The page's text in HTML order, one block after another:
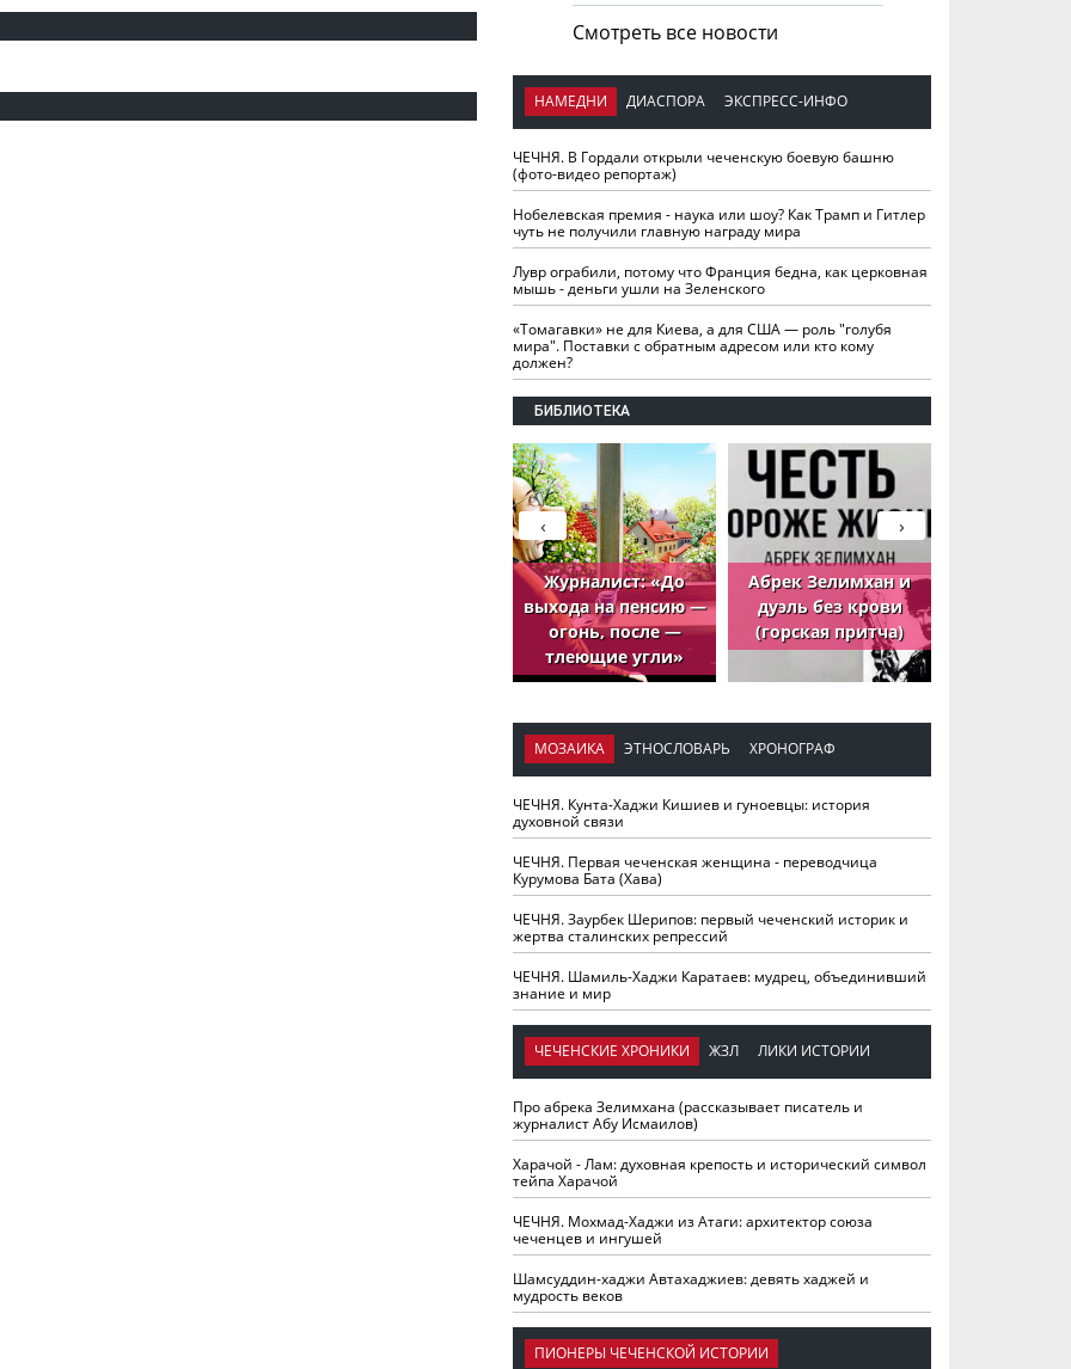
Смотреть все новости
НАМЕДНИ ДИАСПОРА ЭКСПРЕСС-ИНФО
ЧЕЧНЯ. В Гордали открыли чеченскую боевую башню
(фото-видео репортаж)
Нобелевская премия - наука или шоу? Как Трамп и Гитлер
чуть не получили главную награду мира
Лувр ограбили, потому что Франция бедна, как церковная
мышь - деньги ушли на Зеленского
«Томагавки» не для Киева, а для США — роль "голубя
мира". Поставки с обратным адресом или кто кому
должен?
БИБЛИОТЕКА
Журналист: «До
выхода на пенсию —
огонь, после —
тлеющие угли»
Абрек Зелимхан и
дуэль без крови
(горская притча)
›
‹
МОЗАИКА ЭТНОСЛОВАРЬ ХРОНОГРАФ
ЧЕЧНЯ. Кунта-Хаджи Кишиев и гуноевцы: история
духовной связи
ЧЕЧНЯ. Первая чеченская женщина - переводчица
Курумова Бата (Хава)
ЧЕЧНЯ. Заурбек Шерипов: первый чеченский историк и
жертва сталинских репрессий
ЧЕЧНЯ. Шамиль-Хаджи Каратаев: мудрец, объединивший
знание и мир
ЧЕЧЕНСКИЕ ХРОНИКИ ЖЗЛ ЛИКИ ИСТОРИИ
Про абрека Зелимхана (рассказывает писатель и
журналист Абу Исмаилов)
Харачой - Лам: духовная крепость и исторический символ
тейпа Харачой
ЧЕЧНЯ. Мохмад-Хаджи из Атаги: архитектор союза
чеченцев и ингушей
Шамсуддин-хаджи Автахаджиев: девять хаджей и
мудрость веков
ПИОНЕРЫ ЧЕЧЕНСКОЙ ИСТОРИИ